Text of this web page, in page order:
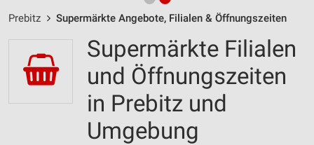
Prebitz Supermärkte Angebote, Filialen & Öffnungszeiten
Supermärkte Filialen
und Öffnungszeiten
in Prebitz und
Umgebung